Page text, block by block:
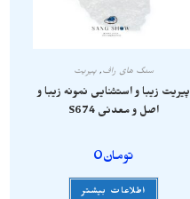
سنگ های راف,پیریت
پیریت زیبا و استثنایی نمونه زیبا و
اصل و معدنی S674
تومان0
اطلاعات بیشتر